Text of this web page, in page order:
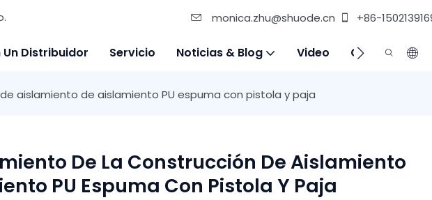
monica.zhu@shuode.cn +86-
Distribuidor Servicio Noticias & Blog Video Contáctenos
aislamiento de aislamiento PU espuma con pistola y paja
De La Construcción De Aislamiento
PU Espuma Con Pistola Y Paja